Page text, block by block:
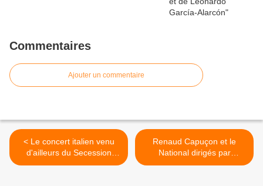
Commentaires
Ajouter un commentaire
< Le concert italien venu
d'ailleurs du Secession
orchestra dirigé par
Renaud Capuçon et le
National dirigés par
Emmanuel Krivine à la